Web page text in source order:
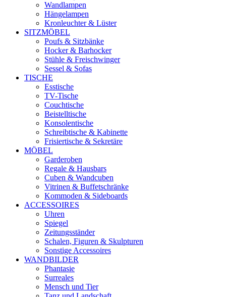
Wandlampen
Hängelampen
Kronleuchter & Lüster
SITZMÖBEL
Poufs & Sitzbänke
Hocker & Barhocker
Stühle & Freischwinger
Sessel & Sofas
TISCHE
Esstische
TV-Tische
Couchtische
Beistelltische
Konsolentische
Schreibtische & Kabinette
Frisiertische & Sekretäre
MÖBEL
Garderoben
Regale & Hausbars
Cuben & Wandcuben
Vitrinen & Buffetschränke
Kommoden & Sideboards
ACCESSOIRES
Uhren
Spiegel
Zeitungsständer
Schalen, Figuren & Skulpturen
Sonstige Accessoires
WANDBILDER
Phantasie
Surreales
Mensch und Tier